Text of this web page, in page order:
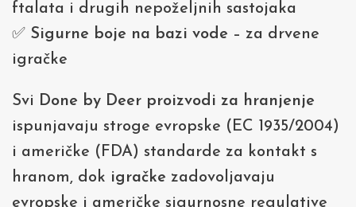
ftalata i drugih nepoželjnih sastojaka
✅ Sigurne boje na bazi vode – za drvene
igračke
Svi Done by Deer proizvodi za hranjenje
ispunjavaju stroge evropske (EC 1935/2004)
i američke (FDA) standarde za kontakt s
hranom, dok igračke zadovoljavaju
evropske i američke sigurnosne regulative